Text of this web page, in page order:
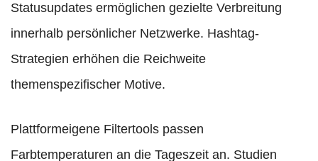
Statusupdates ermöglichen gezielte Verbreitung
innerhalb persönlicher Netzwerke. Hashtag-
Strategien erhöhen die Reichweite
themenspezifischer Motive.
Plattformeigene Filtertools passen
Farbtemperaturen an die Tageszeit an. Studien